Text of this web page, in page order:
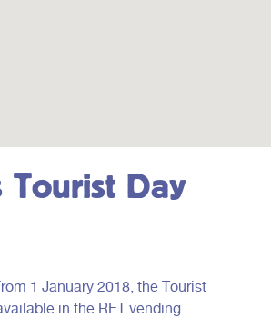
Tourist Day
1 January 2018, the Tourist
in the RET vending